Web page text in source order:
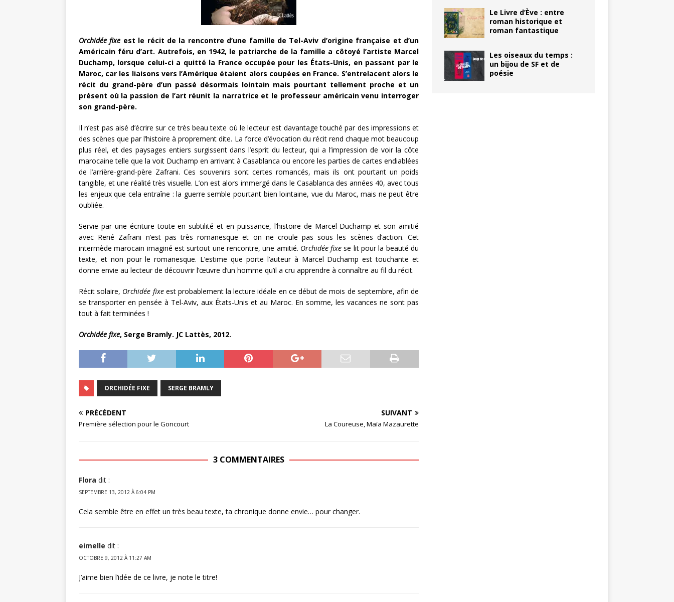
Orchidée fixe est le récit de la rencontre d’une famille de Tel-Aviv d’origine française et d’un
Américain féru d’art. Autrefois, en 1942, le patriarche de la famille a côtoyé l’artiste Marcel
Duchamp, lorsque celui-ci a quitté la France occupée pour les États-Unis, en passant par le
Maroc, car les liaisons vers l’Amérique étaient alors coupées en France. S’entrelacent alors le
récit du grand-père d’un passé désormais lointain mais pourtant tellement proche et un
présent où la passion de l’art réunit la narratrice et le professeur américain venu interroger
son grand-père.
Il n’est pas aisé d’écrire sur ce très beau texte où le lecteur est davantage touché par des impressions et
des scènes que par l’histoire à proprement dite. La force d’évocation du récit rend chaque mot beaucoup
plus réel, et des paysages entiers surgissent dans l’esprit du lecteur, qui a l’impression de voir la côte
marocaine telle que la voit Duchamp en arrivant à Casablanca ou encore les parties de cartes endiablées
de l’arrière-grand-père Zafrani. Ces souvenirs sont certes romancés, mais ils ont pourtant un poids
tangible, et une réalité très visuelle. L’on est alors immergé dans le Casablanca des années 40, avec tous
les enjeux que cela entraîne : la guerre semble pourtant bien lointaine, vue du Maroc, mais ne peut être
oubliée.
Servie par une écriture toute en subtilité et en puissance, l’histoire de Marcel Duchamp et son amitié
avec René Zafrani n’est pas très romanesque et on ne croule pas sous les scènes d’action. Cet
intermède marocain imaginé est surtout une rencontre, une amitié. Orchidée fixe se lit pour la beauté du
texte, et non pour le romanesque. L’estime que porte l’auteur à Marcel Duchamp est touchante et
donne envie au lecteur de découvrir l’œuvre d’un homme qu’il a cru apprendre à connaître au fil du récit.
Récit solaire, Orchidée fixeest probablement la lecture idéale en ce début de mois de septembre, afin de
se transporter en pensée à Tel-Aviv, aux États-Unis et au Maroc. En somme, les vacances ne sont pas
tout à fait terminées !
Orchidée fixe, Serge Bramly. JC Lattès, 2012.
ORCHIDÉE FIXE SERGE BRAMLY
PRÉCÉDENT
Première sélection pour le Goncourt
SUIVANT
La Coureuse, Maïa Mazaurette
3 COMMENTAIRES
Flora dit :
SEPTEMBRE 13, 2012 À 6:04 PM
Cela semble être en effet un très beau texte, ta chronique donne envie… pour changer.
eimelle dit :
OCTOBRE 9, 2012 À 11:27 AM
J’aime bien l’idée de ce livre, je note le titre!
Le Livre d’Ève : entre
roman historique et
roman fantastique
Les oiseaux du temps :
un bijou de SF et de
poésie